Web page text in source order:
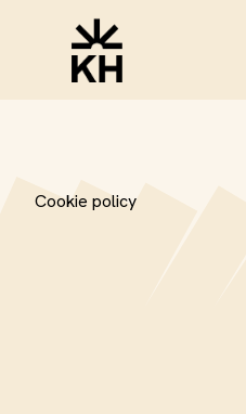
Cookie policy